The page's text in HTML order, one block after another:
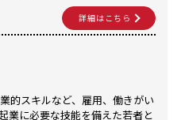
詳細はこちら
的スキルなど、雇用、働きがい
業に必要な技能を備えた若者と